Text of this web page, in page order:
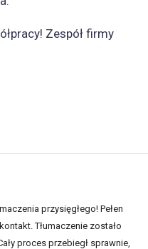
Zespół firmy
przysięgłego! Pełen
Tłumaczenie zostało
proces przebiegł sprawnie,